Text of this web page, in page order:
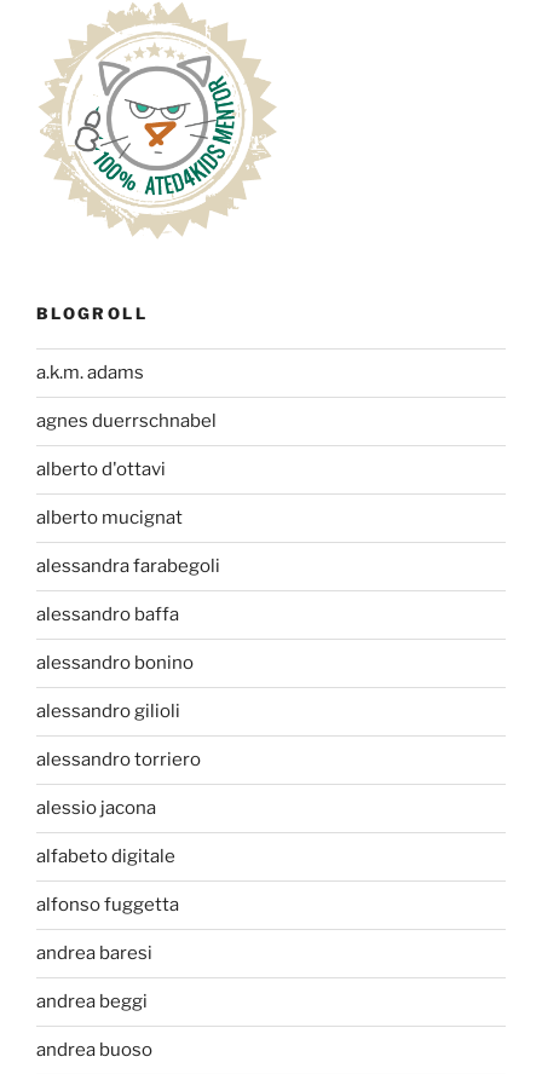
BLOGROLL
a.k.m. adams
agnes duerrschnabel
alberto d'ottavi
alberto mucignat
alessandra farabegoli
alessandro baffa
alessandro bonino
alessandro gilioli
alessandro torriero
alessio jacona
alfabeto digitale
alfonso fuggetta
andrea baresi
andrea beggi
andrea buoso